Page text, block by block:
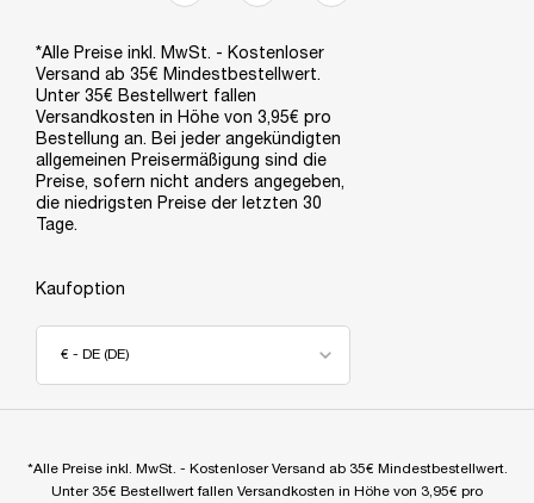
*Alle Preise inkl. MwSt. - Kostenloser
Versand ab 35€ Mindestbestellwert.
Unter 35€ Bestellwert fallen
Versandkosten in Höhe von 3,95€ pro
Bestellung an. Bei jeder angekündigten
allgemeinen Preisermäßigung sind die
Preise, sofern nicht anders angegeben,
die niedrigsten Preise der letzten 30
Tage.
Kaufoption
€ - DE (DE)
*Alle Preise inkl. MwSt. - Kostenloser Versand ab 35€ Mindestbestellwert.
Unter 35€ Bestellwert fallen Versandkosten in Höhe von 3,95€ pro